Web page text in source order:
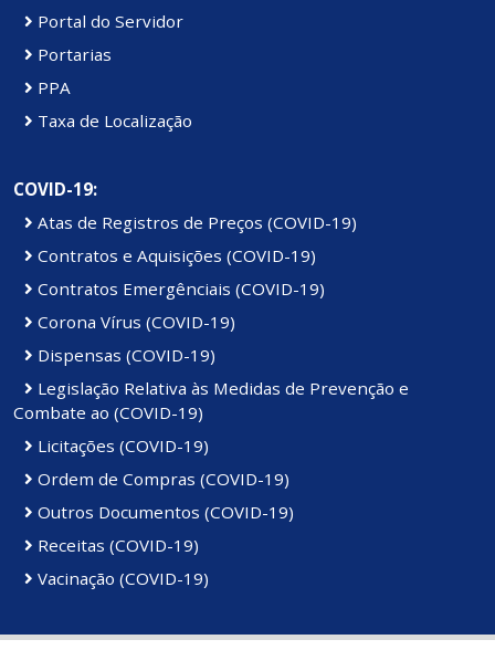
Portal do Servidor
Portarias
PPA
Taxa de Localização
COVID-19:
Atas de Registros de Preços (COVID-19)
Contratos e Aquisições (COVID-19)
Contratos Emergênciais (COVID-19)
Corona Vírus (COVID-19)
Dispensas (COVID-19)
Legislação Relativa às Medidas de Prevenção e
Combate ao (COVID-19)
Licitações (COVID-19)
Ordem de Compras (COVID-19)
Outros Documentos (COVID-19)
Receitas (COVID-19)
Vacinação (COVID-19)